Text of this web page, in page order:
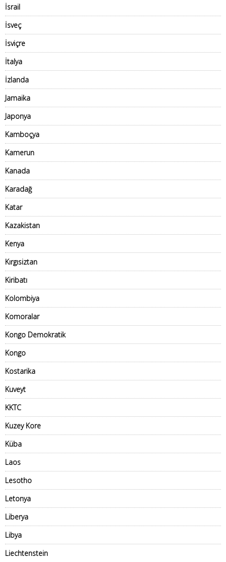
İsrail
İsveç
İsviçre
İtalya
İzlanda
Jamaika
Japonya
Kamboçya
Kamerun
Kanada
Karadağ
Katar
Kazakistan
Kenya
Kırgısiztan
Kiribatı
Kolombiya
Komoralar
Kongo Demokratik
Kongo
Kostarika
Kuveyt
KKTC
Kuzey Kore
Küba
Laos
Lesotho
Letonya
Liberya
Libya
Liechtenstein